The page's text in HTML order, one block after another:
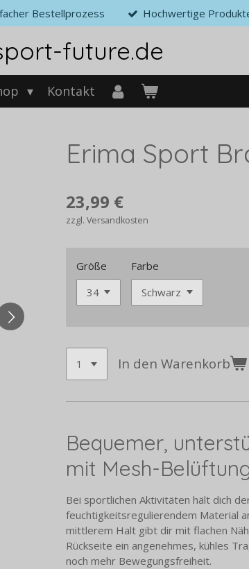
Bestellprozess Hochwertige
future.de
Kontakt
Erima Sport
23,99 €
zzgl. Versandkosten
Größe Farbe
In den Warenkorb
Bequemer,
mit Mesh-
Bei sportlichen Aktivitäten hält dich
feuchtigkeitsregulierendem Material
mittlerem Halt gibt dir mit flachen
Rückseite ein angenehmes, kühles
noch mehr Bewegungsfreiheit.